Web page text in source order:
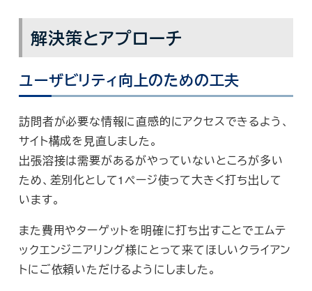
解決策とアプローチ
ユーザビリティ向上のための工夫
訪問者が必要な情報に直感的にアクセスできるよう、
サイト構成を見直しました。
出張溶接は需要があるがやっていないところが多い
ため、差別化として1ページ使って大きく打ち出して
います。
また費用やターゲットを明確に打ち出すことでエムテ
ックエンジニアリング様にとって来てほしいクライアン
トにご依頼いただけるようにしました。